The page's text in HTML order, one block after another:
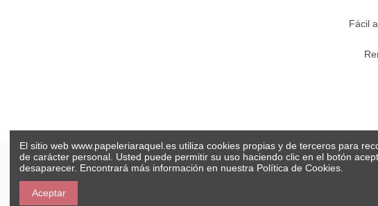
Fácil
El sitio web www.papeleriaraquel.es utiliza cookies propias y de terceros para
de carácter personal. Usted puede permitir su uso haciendo clic en el botón
desaparecer. Encontrará más información en nuestra Política de Cookies.
Aceptar